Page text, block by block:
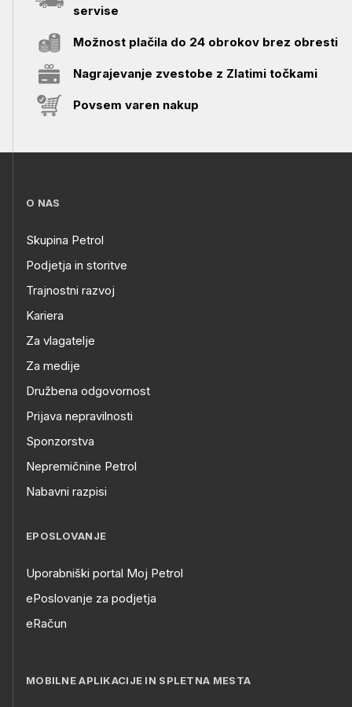
servise
Možnost plačila do 24 obrokov brez obresti
Nagrajevanje zvestobe z Zlatimi točkami
Povsem varen nakup
O NAS
Skupina Petrol
Podjetja in storitve
Trajnostni razvoj
Kariera
Za vlagatelje
Za medije
Družbena odgovornost
Prijava nepravilnosti
Sponzorstva
Nepremičnine Petrol
Nabavni razpisi
EPOSLOVANJE
Uporabniški portal Moj Petrol
ePoslovanje za podjetja
eRačun
MOBILNE APLIKACIJE IN SPLETNA MESTA